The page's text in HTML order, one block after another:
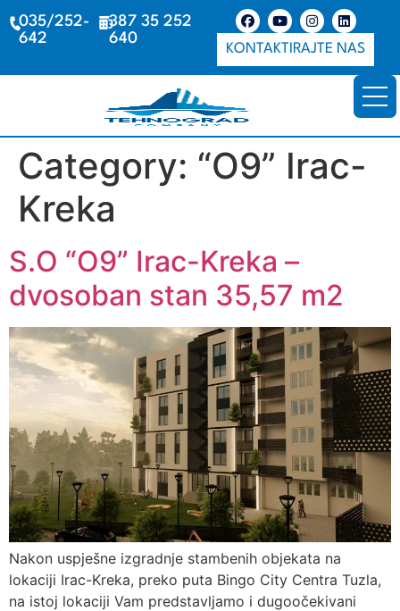
035/252-
642
387 35 252
640
KONTAKTIRAJTE NAS
Category: “O9” Irac-
Kreka
S.O “O9” Irac-Kreka –
dvosoban stan 35,57 m2
Nakon uspješne izgradnje stambenih objekata na
lokaciji Irac-Kreka, preko puta Bingo City Centra Tuzla,
na istoj lokaciji Vam predstavljamo i dugoočekivani